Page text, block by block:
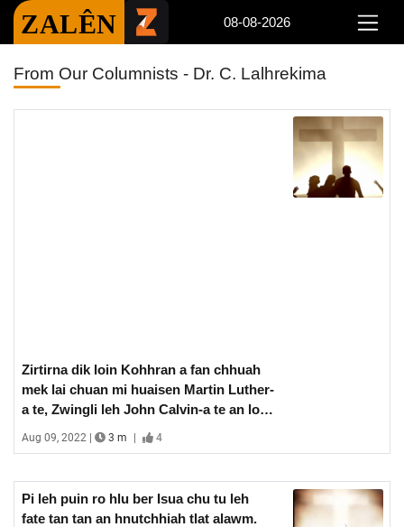
ZALÊN 08-08-2026
From Our Columnists - Dr. C. Lalhrekima
Zirtirna dik loin Kohhran a fan chhuah
mek lai chuan mi huaisen Martin Luther-
a te, Zwingli leh John Calvin-a te an lo
chhuak a, anni chuan Kohhran
Aug 09, 2022 | 3 m | 4
Pi leh puin ro hlu ber Isua chu tu leh
fate tan tan an hnutchhiah tlat alawm.